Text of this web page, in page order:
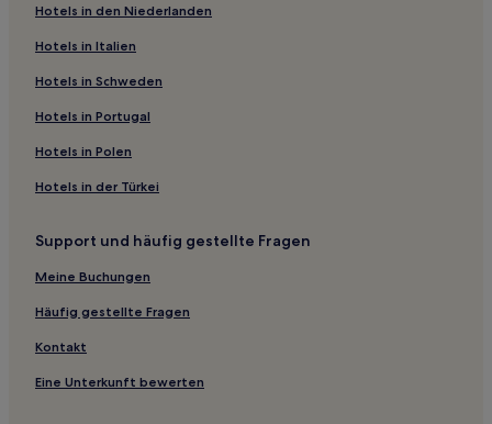
Hotels nahe Tempel Myouryû-ji
Higashiyama-Higashi: Hotels
Hotels nahe Kanazawa Yasue Blattgold-Museum
Hotels nahe Kanazawa Schlosspark
Uchinada Hotels
Shikanosato Onsen Hotels
Hotels nahe Kami Tokikuni-ke Residenz
Nishi-Izumi Hotels
Hotels nahe Burg Kanazawa
Wajima Hotels
Hotels nahe Notojima-Aquarium
Hotels in den Niederlanden
Hotels in Italien
Hotels in Schweden
Hotels in Portugal
Hotels in Polen
Hotels in der Türkei
Support und häufig gestellte Fragen
Meine Buchungen
Häufig gestellte Fragen
Kontakt
Eine Unterkunft bewerten